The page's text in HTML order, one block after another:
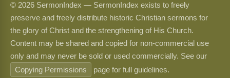
© 2026 SermonIndex — SermonIndex exists to freely
preserve and freely distribute historic Christian sermons for
the glory of Christ and the strengthening of His Church.
Content may be shared and copied for non-commercial use
only and may never be sold or used commercially. See our
Copying Permissions
page for full guidelines.